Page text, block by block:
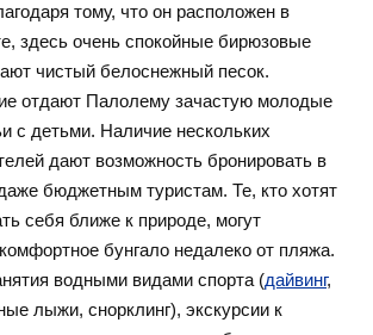
тому, что он расположен в
здесь очень спокойные бирюзовые
чистый белоснежный песок.
отдают Палолему зачастую молодые
с детьми. Наличие нескольких
дают возможность бронировать в
бюджетным туристам. Те, кто хотят
себя ближе к природе, могут
бунгало недалеко от пляжа.
водными видами спорта (дайвинг,
лыжи, снорклинг), экскурсии к